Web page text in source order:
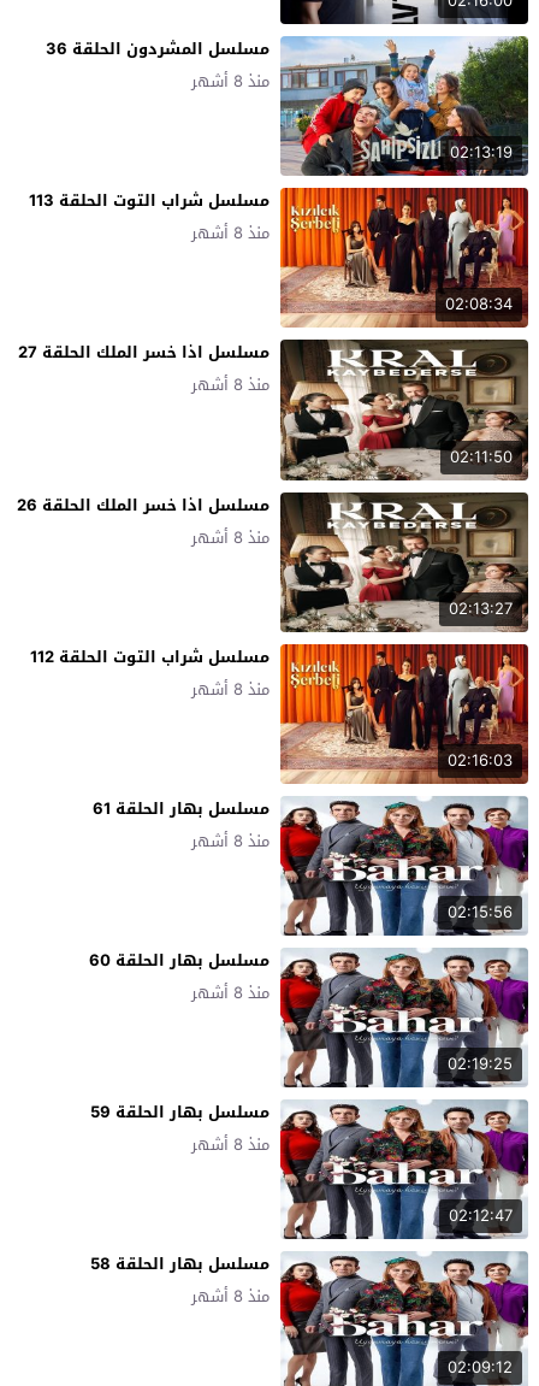
02:13:19
مسلسل المشردون الحلقة 36
منذ 8 أشهر
02:08:34
مسلسل شراب التوت الحلقة 113
منذ 8 أشهر
02:11:50
مسلسل اذا خسر الملك الحلقة 27
منذ 8 أشهر
02:13:27
مسلسل اذا خسر الملك الحلقة 26
منذ 8 أشهر
02:16:03
مسلسل شراب التوت الحلقة 112
منذ 8 أشهر
02:15:56
مسلسل بهار الحلقة 61
منذ 8 أشهر
02:19:25
مسلسل بهار الحلقة 60
منذ 8 أشهر
02:12:47
مسلسل بهار الحلقة 59
منذ 8 أشهر
02:09:12
مسلسل بهار الحلقة 58
منذ 8 أشهر